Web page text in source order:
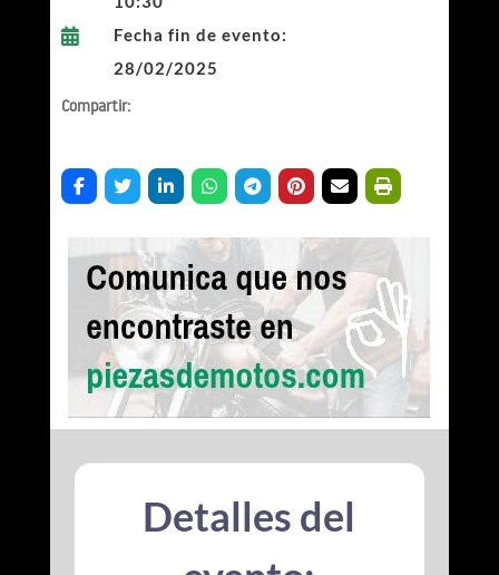

Fecha fin de evento:
28/02/2025
Compartir:
Detalles del